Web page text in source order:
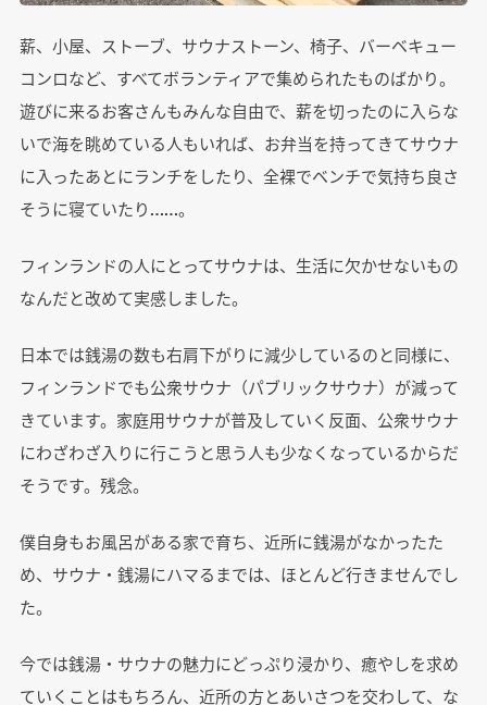
薪、小屋、ストーブ、サウナストーン、椅子、バーベキュー
コンロなど、すべてボランティアで集められたものばかり。
遊びに来るお客さんもみんな自由で、薪を切ったのに入らな
いで海を眺めている人もいれば、お弁当を持ってきてサウナ
に入ったあとにランチをしたり、全裸でベンチで気持ち良さ
そうに寝ていたり……。
フィンランドの人にとってサウナは、生活に欠かせないもの
なんだと改めて実感しました。
日本では銭湯の数も右肩下がりに減少しているのと同様に、
フィンランドでも公衆サウナ（パブリックサウナ）が減って
きています。家庭用サウナが普及していく反面、公衆サウナ
にわざわざ入りに行こうと思う人も少なくなっているからだ
そうです。残念。
僕自身もお風呂がある家で育ち、近所に銭湯がなかったた
め、サウナ・銭湯にハマるまでは、ほとんど行きませんでし
た。
今では銭湯・サウナの魅力にどっぷり浸かり、癒やしを求め
ていくことはもちろん、近所の方とあいさつを交わして、な